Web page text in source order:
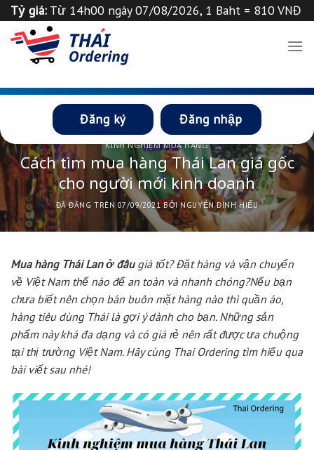
Chuyển
nội
Tỷ giá: Từ 14h00 ngày 07/08/2026, 1 Baht = 810 VNĐ
Tỉ giá 1 ฿=
Đăng ký Đăng nhập
KINH NGHIỆM MUA HÀNG
Cách tìm mua hàng Thái Lan giá gốc
cho người mới kinh doanh
ĐÃ ĐĂNG TRÊN 07/09/2021 BỞINGUYỄN ĐÌNH HIẾU
Mua hàng Thái Lan ở đâugiá tốt? Đặt hàng và vận chuyển
về Việt Nam thế nào để an toàn và nhanh chóng?Nếu bạn
chưa biết nên chọn bán buôn mặt hàng nào thì quần áo,
hàng tiêu dùng Thái là gợi ý dành cho bạn. Những sản
phẩm này khá đa dạng và có giá rẻ nên rất được ưa chuộng
tại thị trường Việt Nam. Hãy cùng Thai Ordering tìm hiểu qua
bài viết sau nhé!